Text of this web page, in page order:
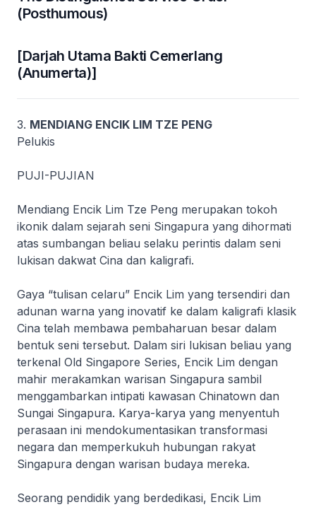
(Posthumous)
[Darjah Utama Bakti Cemerlang
(Anumerta)]
3. MENDIANG ENCIK LIM TZE PENG
Pelukis
PUJI-PUJIAN
Mendiang Encik Lim Tze Peng merupakan tokoh
ikonik dalam sejarah seni Singapura yang dihormati
atas sumbangan beliau selaku perintis dalam seni
lukisan dakwat Cina dan kaligrafi.
Gaya “tulisan celaru” Encik Lim yang tersendiri dan
adunan warna yang inovatif ke dalam kaligrafi klasik
Cina telah membawa pembaharuan besar dalam
bentuk seni tersebut. Dalam siri lukisan beliau yang
terkenal Old Singapore Series, Encik Lim dengan
mahir merakamkan warisan Singapura sambil
menggambarkan intipati kawasan Chinatown dan
Sungai Singapura. Karya-karya yang menyentuh
perasaan ini mendokumentasikan transformasi
negara dan memperkukuh hubungan rakyat
Singapura dengan warisan budaya mereka.
Seorang pendidik yang berdedikasi, Encik Lim